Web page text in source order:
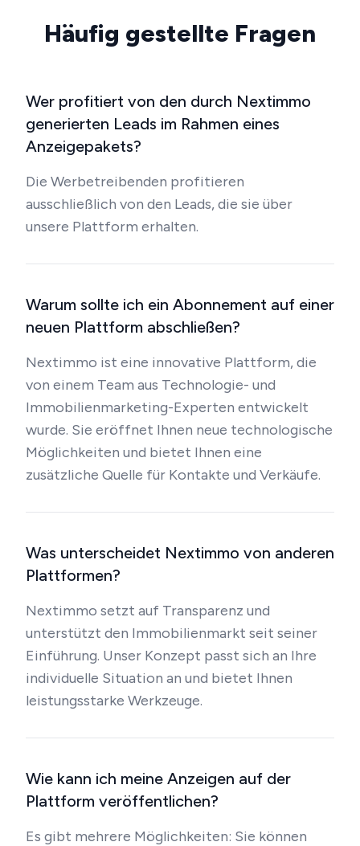
Häufig gestellte Fragen
Wer profitiert von den durch Nextimmo
generierten Leads im Rahmen eines
Anzeigepakets?
Die Werbetreibenden profitieren
ausschließlich von den Leads, die sie über
unsere Plattform erhalten.
Warum sollte ich ein Abonnement auf einer
neuen Plattform abschließen?
Nextimmo ist eine innovative Plattform, die
von einem Team aus Technologie- und
Immobilienmarketing-Experten entwickelt
wurde. Sie eröffnet Ihnen neue technologische
Möglichkeiten und bietet Ihnen eine
zusätzliche Quelle für Kontakte und Verkäufe.
Was unterscheidet Nextimmo von anderen
Plattformen?
Nextimmo setzt auf Transparenz und
unterstützt den Immobilienmarkt seit seiner
Einführung. Unser Konzept passt sich an Ihre
individuelle Situation an und bietet Ihnen
leistungsstarke Werkzeuge.
Wie kann ich meine Anzeigen auf der
Plattform veröffentlichen?
Es gibt mehrere Möglichkeiten: Sie können